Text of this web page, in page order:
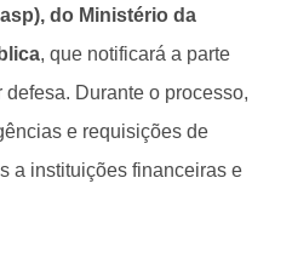
do Ministério da
, que notificará a parte
Durante o processo,
e requisições de
a instituições financeiras e